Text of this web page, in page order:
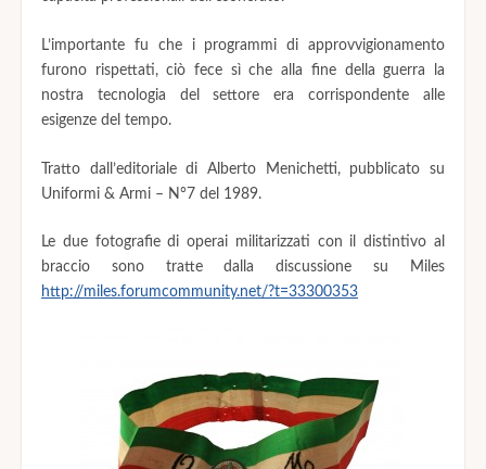
L’importante fu che i programmi di approvvigionamento
furono rispettati, ciò fece sì che alla fine della guerra la
nostra tecnologia del settore era corrispondente alle
esigenze del tempo.
Tratto dall’editoriale di Alberto Menichetti, pubblicato su
Uniformi & Armi – N°7 del 1989.
Le due fotografie di operai militarizzati con il distintivo al
braccio sono tratte dalla discussione su Miles
http://miles.forumcommunity.net/?t=33300353